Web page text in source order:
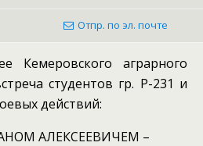
Отпр. по эл. почте
Кемеровского аграрного
студентов гр. Р-231 и
действий:
АЛЕКСЕЕВИЧЕМ –